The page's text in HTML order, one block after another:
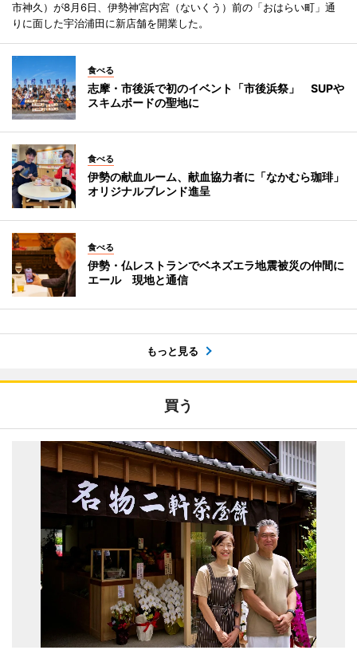
市神久）が8月6日、伊勢神宮内宮（ないくう）前の「おはらい町」通
りに面した宇治浦田に新店舗を開業した。
食べる
志摩・市後浜で初のイベント「市後浜祭」 SUPや
スキムボードの聖地に
食べる
伊勢の献血ルーム、献血協力者に「なかむら珈琲」
オリジナルブレンド進呈
食べる
伊勢・仏レストランでベネズエラ地震被災の仲間に
エール 現地と通信
もっと見る
買う